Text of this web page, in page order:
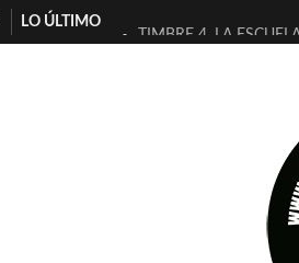
LO ÚLTIMO
TIMBRE 4, LA
MILITARES JUDÍAS EN
D’BALDOMEROS
MARSHALL FLASH
JOFRE BARDAGÍ EN